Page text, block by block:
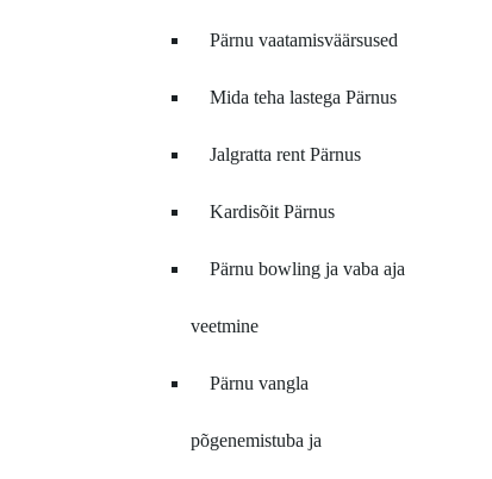
Pärnu vaatamisväärsused
Mida teha lastega Pärnus
Jalgratta rent Pärnus
Kardisõit Pärnus
Pärnu bowling ja vaba aja
veetmine
Pärnu vangla
põgenemistuba ja